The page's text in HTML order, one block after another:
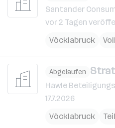
Santander
vor 2 Tagen
Vöcklabruck
Abgelaufen
Hawle
17.7.2026
Vöcklabruck